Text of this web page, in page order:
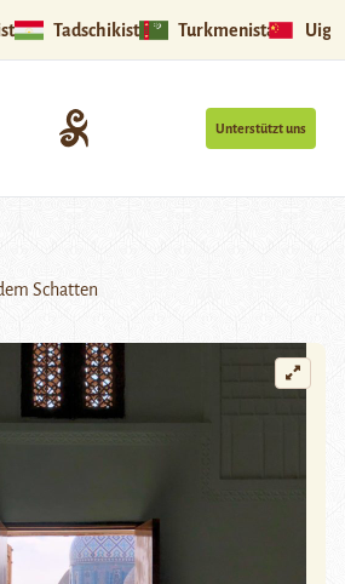
Tadschikistan Turkmenistan
Unterstützt uns
Schatten